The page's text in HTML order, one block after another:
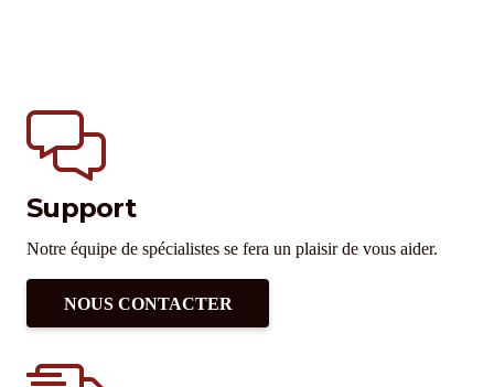
Support
Notre équipe de spécialistes se fera un plaisir de vous aider.
NOUS CONTACTER